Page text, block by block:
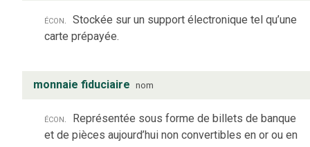
écon. Stockée sur un support électronique tel qu’une
carte prépayée.
monnaie fiduciaire nom
écon. Représentée sous forme de billets de banque
et de pièces aujourd’hui non convertibles en or ou en